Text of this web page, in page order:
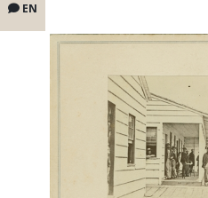
EN